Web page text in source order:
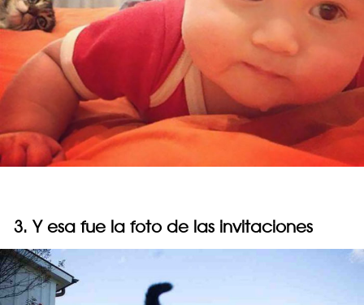
3. Y esa fue la foto de las invitaciones